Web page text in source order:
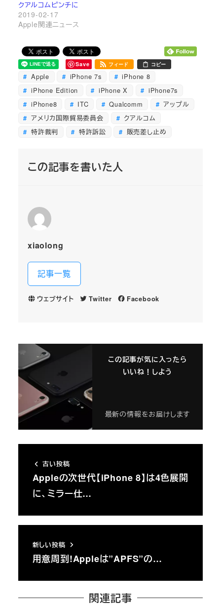
クアルコムピンチに
2019-02-17
Apple関連ニュース
Save フィード コピー
Apple iPhone 7s
iPhone 8
iPhone Edition
iPhone X
iPhone7s
iPhone8
ITC Qualcomm
アップル
アメリカ国際貿易委員会
クアルコム
特許裁判
特許訴訟 販売差し止め
この記事を書いた人
xiaolong
記事一覧
ウェブサイト Twitter Facebook
この記事が気に入ったら
いいね！しよう
最新の情報をお届けします
古い投稿
Appleの次世代【iPhone 8】は4色展開
に、ミラー仕…
新しい投稿
用意周到!Appleは”APFS”の…
関連記事